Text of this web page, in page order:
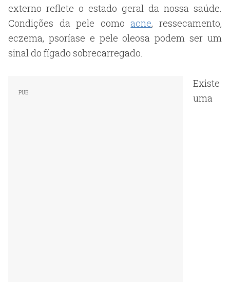
externo reflete o estado geral da nossa saúde.
Condições da pele comoacne, ressecamento,
eczema, psoríase e pele oleosa podem ser um
sinal do fígado sobrecarregado.
Existe
uma